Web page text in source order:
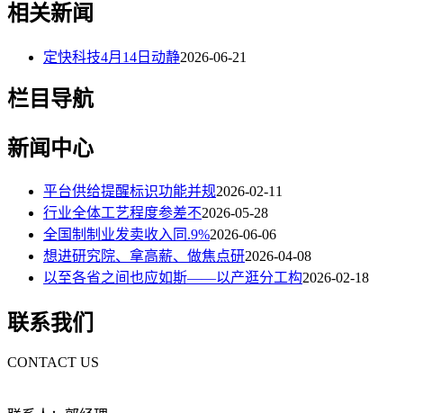
相关新闻
定快科技4月14日动静2026-06-21
栏目导航
新闻中心
平台供给提醒标识功能并规2026-02-11
行业全体工艺程度参差不2026-05-28
全国制制业发卖收入同.9%2026-06-06
想进研究院、拿高薪、做焦点研2026-04-08
以至各省之间也应如斯——以产逛分工构2026-02-18
联系我们
CONTACT US